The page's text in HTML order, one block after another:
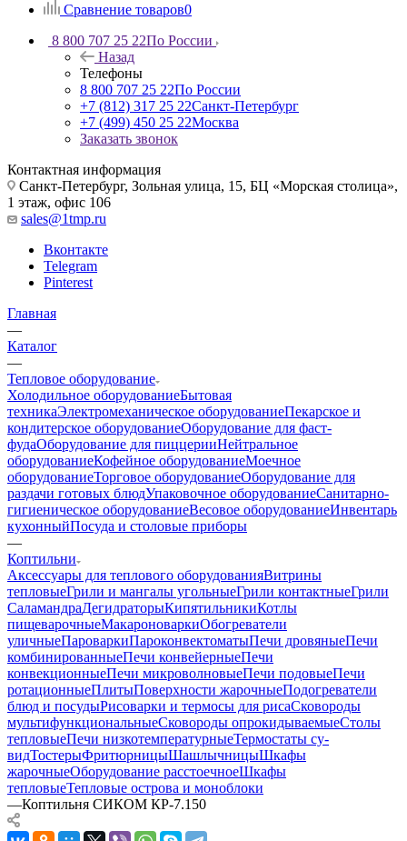
Сравнение товаров0
8 800 707 25 22По России
Назад
Телефоны
8 800 707 25 22По России
+7 (812) 317 25 22Санкт-Петербург
+7 (499) 450 25 22Москва
Заказать звонок
Контактная информация
Санкт-Петербург, Зольная улица, 15, БЦ «Морская столица»,
1 этаж, офис 106
sales@1tmp.ru
Вконтакте
Telegram
Pinterest
Главная
—
Каталог
—
Тепловое оборудование
Холодильное оборудованиеБытовая
техникаЭлектромеханическое оборудованиеПекарское и
кондитерское оборудованиеОборудование для фаст-
фудаОборудование для пиццерииНейтральное
оборудованиеКофейное оборудованиеМоечное
оборудованиеТорговое оборудованиеОборудование для
раздачи готовых блюдУпаковочное оборудованиеСанитарно-
гигиеническое оборудованиеВесовое оборудованиеИнвентарь
кухонныйПосуда и столовые приборы
—
Коптильни
Аксессуары для теплового оборудованияВитрины
тепловыеГрили и мангалы угольныеГрили контактныеГрили
СаламандраДегидраторыКипятильникиКотлы
пищеварочныеМакароноваркиОбогреватели
уличныеПароваркиПароконвектоматыПечи дровяныеПечи
комбинированныеПечи конвейерныеПечи
конвекционныеПечи микроволновыеПечи подовыеПечи
ротационныеПлитыПоверхности жарочныеПодогреватели
блюд и посудыРисоварки и термосы для рисаСковороды
мультифункциональныеСковороды опрокидываемыеСтолы
тепловыеПечи низкотемпературныеТермостаты су-
видТостерыФритюрницыШашлычницыШкафы
жарочныеОборудование расстоечноеШкафы
тепловыеТепловые острова и моноблоки
—Коптильня СИКОМ КР-7.150